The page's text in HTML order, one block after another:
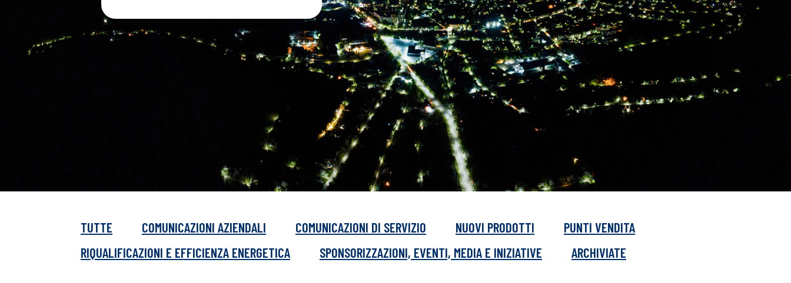
TUTTE COMUNICAZIONI AZIENDALI COMUNICAZIONI DI SERVIZIO NUOVI PRODOTTI
PUNTI VENDITA
RIQUALIFICAZIONI E EFFICIENZA ENERGETICA
SPONSORIZZAZIONI, EVENTI, MEDIA E INIZIATIVE ARCHIVIATE